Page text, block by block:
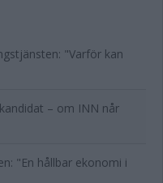
"Varför kan
– om INN når
"En hållbar ekonomi i